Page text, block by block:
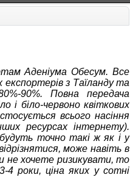
Аденіума Обесум. Все
експортерів з Таїланду та
90%. Повна передача
і біло-червоно квіткових
всього насіння
ресурсах інтернету).
точно такі ж як і у
може навіть в
не хочете ризикувати, то
4 роки, ціна яких у сотні